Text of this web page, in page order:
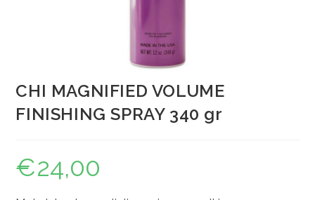
CHI MAGNIFIED VOLUME
FINISHING SPRAY 340 gr
€24,00